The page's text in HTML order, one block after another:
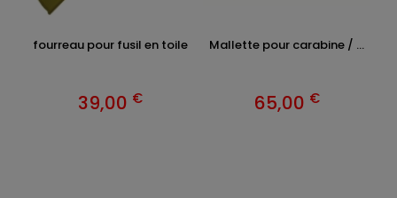
fourreau pour fusil en toile
39,00 €
Mallette pour carabine / ...
65,00 €